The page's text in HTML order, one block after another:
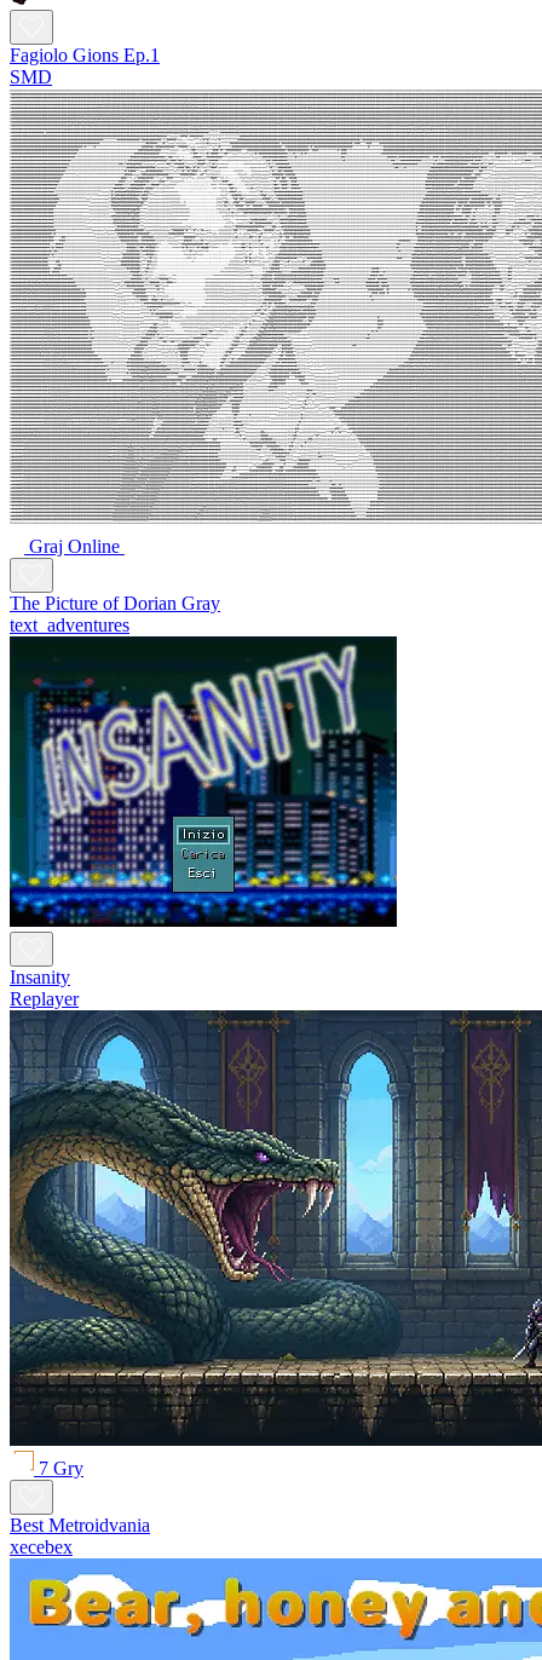
Fagiolo Gions Ep.1
SMD
Graj Online
The Picture of Dorian Gray
text_adventures
Insanity
Replayer
7 Gry
Best Metroidvania
xecebex